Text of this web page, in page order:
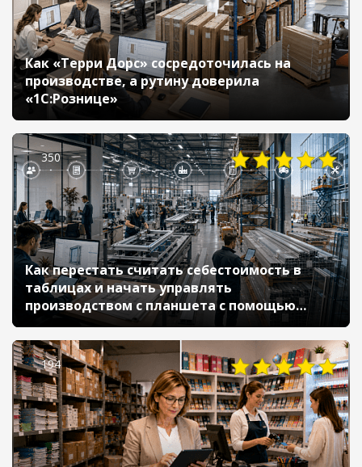
Как «Терри Дорс» сосредоточилась на
производстве, а рутину доверила
«1С:Рознице»
350
Как перестать считать себестоимость в
таблицах и начать управлять
производством с планшета с помощью
1С:УНФ
194